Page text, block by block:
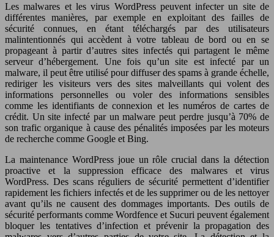
Les malwares et les virus WordPress peuvent infecter un site de
différentes manières, par exemple en exploitant des failles de
sécurité connues, en étant téléchargés par des utilisateurs
malintentionnés qui accèdent à votre tableau de bord ou en se
propageant à partir d’autres sites infectés qui partagent le même
serveur d’hébergement. Une fois qu’un site est infecté par un
malware, il peut être utilisé pour diffuser des spams à grande échelle,
rediriger les visiteurs vers des sites malveillants qui volent des
informations personnelles ou voler des informations sensibles
comme les identifiants de connexion et les numéros de cartes de
crédit. Un site infecté par un malware peut perdre jusqu’à 70% de
son trafic organique à cause des pénalités imposées par les moteurs
de recherche comme Google et Bing.
La maintenance WordPress joue un rôle crucial dans la détection
proactive et la suppression efficace des malwares et virus
WordPress. Des scans réguliers de sécurité permettent d’identifier
rapidement les fichiers infectés et de les supprimer ou de les nettoyer
avant qu’ils ne causent des dommages importants. Des outils de
sécurité performants comme Wordfence et Sucuri peuvent également
bloquer les tentatives d’infection et prévenir la propagation des